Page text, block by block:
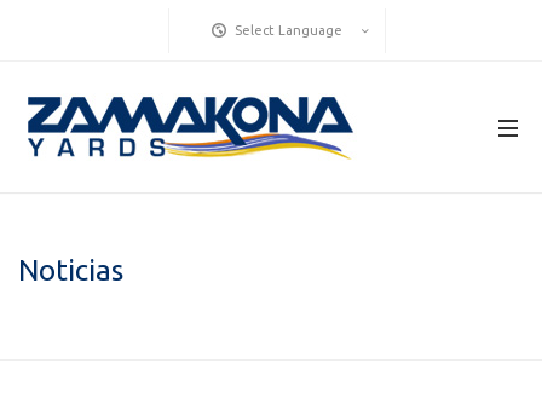
Select Language
Noticias